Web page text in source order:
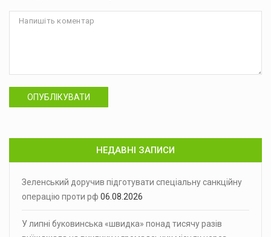
ОПУБЛІКУВАТИ
НЕДАВНІ ЗАПИСИ
Зеленський доручив підготувати спеціальну санкційну
операцію проти рф 06.08.2026
У липні буковинська «швидка» понад тисячу разів